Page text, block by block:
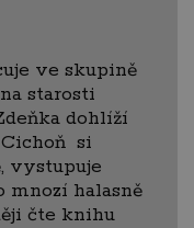
ve skupině
starosti
dohlíží
si
vystupuje
mnozí halasně
čte knihu